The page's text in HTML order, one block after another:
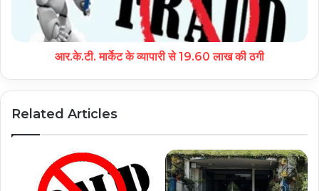
आर.के.टी. मार्केट के व्यापारी से 19.60 लाख की ठगी
Related Articles